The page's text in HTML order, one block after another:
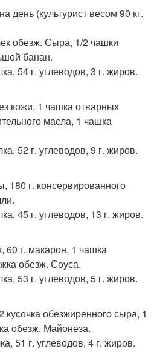
день (культурист весом 90 кг.
обезж. Сыра, 1/2 чашки
банан.
54 г. углеводов, 3 г. жиров.
кожи, 1 чашка отварных
масла, 1 чашка
52 г. углеводов, 9 г. жиров.
180 г. консервированного
45 г. углеводов, 13 г. жиров.
60 г. макарон, 1 чашка
обезж. Соуса.
53 г. углеводов, 5 г. жиров.
кусочка обезжиренного сыра, 1
обезж. Майонеза.
51 г. углеводов, 4 г. жиров.